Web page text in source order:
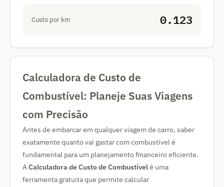
Custo por km 0.123
Calculadora de Custo de
Combustível: Planeje Suas Viagens
com Precisão
Antes de embarcar em qualquer viagem de carro, saber
exatamente quanto vai gastar com combustível é
fundamental para um planejamento financeiro eficiente.
ACalculadora de Custo de Combustívelé uma
ferramenta gratuita que permite calcular